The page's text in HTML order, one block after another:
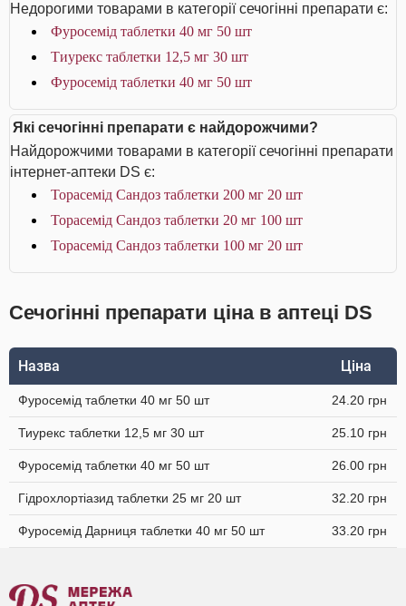
Недорогими товарами в категорії сечогінні препарати є:
Фуросемід таблетки 40 мг 50 шт
Тиурекс таблетки 12,5 мг 30 шт
Фуросемід таблетки 40 мг 50 шт
Які сечогінні препарати є найдорожчими?
Найдорожчими товарами в категорії сечогінні препарати
інтернет-аптеки DS є:
Торасемід Сандоз таблетки 200 мг 20 шт
Торасемід Сандоз таблетки 20 мг 100 шт
Торасемід Сандоз таблетки 100 мг 20 шт
Сечогінні препарати ціна в аптеці DS
Назва Ціна
Фуросемід таблетки 40 мг 50 шт 24.20 грн
Тиурекс таблетки 12,5 мг 30 шт 25.10 грн
Фуросемід таблетки 40 мг 50 шт 26.00 грн
Гідрохлортіазид таблетки 25 мг 20 шт 32.20 грн
Фуросемід Дарниця таблетки 40 мг 50 шт 33.20 грн